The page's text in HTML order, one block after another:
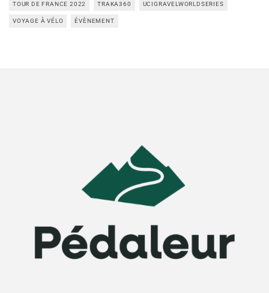
TOUR DE FRANCE 2022 TRAKA360 UCIGRAVELWORLDSERIES
VOYAGE À VÉLO ÉVÈNEMENT